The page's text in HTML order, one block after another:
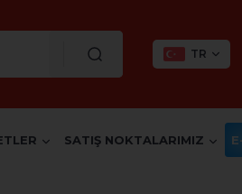
TR
SATIŞ NOKTALARIMIZ